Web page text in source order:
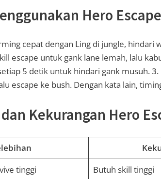
Hero Escape
cepat dengan Ling di jungle, hindari
escape untuk gank lane lemah, lalu
5 detik untuk hindari gank musuh. 3.
escape ke bush. Dengan kata lain,
Kekurangan Hero
tinggi
Butuh skill tinggi